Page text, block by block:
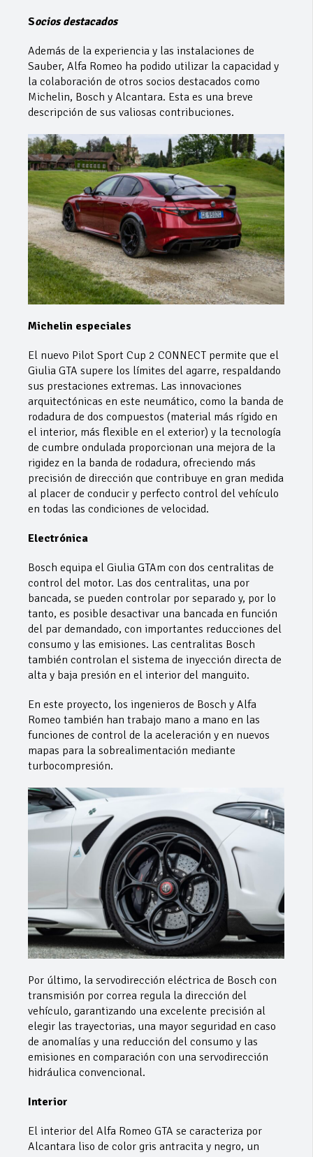
Socios destacados
Además de la experiencia y las instalaciones de
Sauber, Alfa Romeo ha podido utilizar la capacidad y
la colaboración de otros socios destacados como
Michelin, Bosch y Alcantara. Esta es una breve
descripción de sus valiosas contribuciones.
Michelin especiales
El nuevo Pilot Sport Cup 2 CONNECT permite que el
Giulia GTA supere los límites del agarre, respaldando
sus prestaciones extremas. Las innovaciones
arquitectónicas en este neumático, como la banda de
rodadura de dos compuestos (material más rígido en
el interior, más flexible en el exterior) y la tecnología
de cumbre ondulada proporcionan una mejora de la
rigidez en la banda de rodadura, ofreciendo más
precisión de dirección que contribuye en gran medida
al placer de conducir y perfecto control del vehículo
en todas las condiciones de velocidad.
Electrónica
Bosch equipa el Giulia GTAm con dos centralitas de
control del motor. Las dos centralitas, una por
bancada, se pueden controlar por separado y, por lo
tanto, es posible desactivar una bancada en función
del par demandado, con importantes reducciones del
consumo y las emisiones. Las centralitas Bosch
también controlan el sistema de inyección directa de
alta y baja presión en el interior del manguito.
En este proyecto, los ingenieros de Bosch y Alfa
Romeo también han trabajo mano a mano en las
funciones de control de la aceleración y en nuevos
mapas para la sobrealimentación mediante
turbocompresión.
Por último, la servodirección eléctrica de Bosch con
transmisión por correa regula la dirección del
vehículo, garantizando una excelente precisión al
elegir las trayectorias, una mayor seguridad en caso
de anomalías y una reducción del consumo y las
emisiones en comparación con una servodirección
hidráulica convencional.
Interior
El interior del Alfa Romeo GTA se caracteriza por
Alcantara liso de color gris antracita y negro, un